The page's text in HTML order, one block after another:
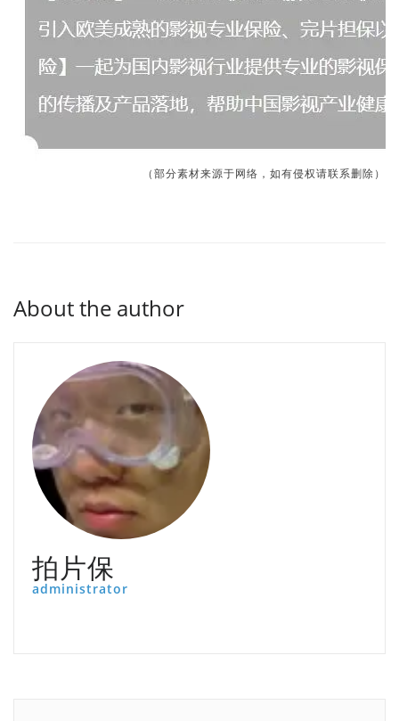
（部分素材来源于网络，如有侵权请联系删除）
About the author
拍片保
administrator